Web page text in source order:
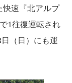
速『北アルプ
1往復運転され
（日）にも運